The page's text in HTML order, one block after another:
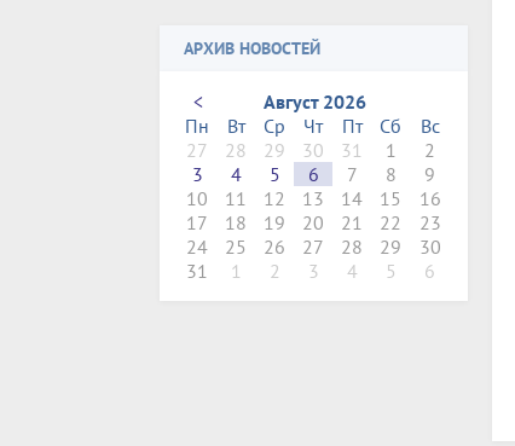
АРХИВ НОВОСТЕЙ
<
Август 2026
Пн
Вт Ср Чт Пт Сб
Вс
27
28 29 30 31 1
2
3
4 5 6 7 8
9
10
11 12 13 14 15
16
17
18 19 20 21 22
23
24
25 26 27 28 29
30
31
1 2 3 4 5 6